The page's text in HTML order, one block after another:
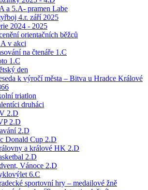
a 5.A- pramen Labe
4.r. září 2025
2024 - 2025
orientačních běžců
A v akci
na čtenáře 1.C
1.C
den
k výročí města – Bitva u Hradce Králové
triatlon
druháci
2.D
2.D
2.D
Donald Cup 2.D
a králové HK 2.D
2.D
Vánoce 2.D
6.C
sportovní hry – medailové žně